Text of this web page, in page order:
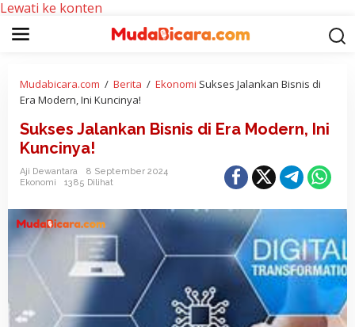
Lewati ke konten
Mudabicara.com / Berita / Ekonomi Sukses Jalankan Bisnis di
Era Modern, Ini Kuncinya!
Sukses Jalankan Bisnis di Era Modern, Ini
Kuncinya!
Aji Dewantara
8 September 2024
Ekonomi
1385 Dilihat